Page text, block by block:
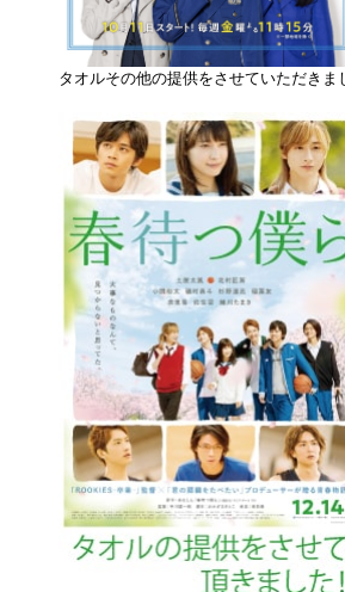
タオルその他の提供をさせていただきま